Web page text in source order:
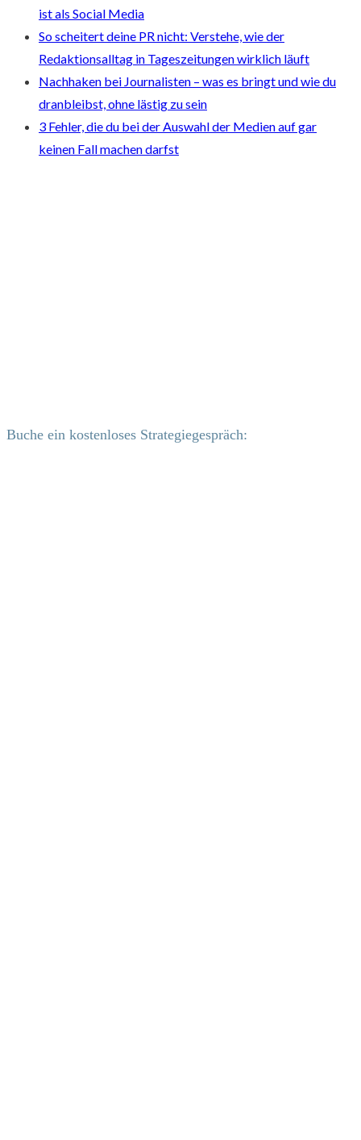
ist als Social Media
So scheitert deine PR nicht: Verstehe, wie der
Redaktionsalltag in Tageszeitungen wirklich läuft
Nachhaken bei Journalisten – was es bringt und wie du
dranbleibst, ohne lästig zu sein
3 Fehler, die du bei der Auswahl der Medien auf gar
keinen Fall machen darfst
Buche ein kostenloses Strategiegespräch: